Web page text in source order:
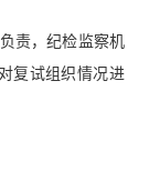
责，纪检监察机
复试组织情况进